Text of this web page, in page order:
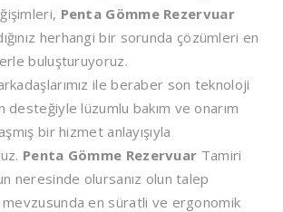
Penta Gömme Rezervuar
herhangi bir sorunda çözümleri en
buluşturuyoruz.
ile beraber son teknoloji
desteğiyle lüzumlu bakım ve onarım
bir hizmet anlayışıyla
Penta Gömme Rezervuar Tamiri
neresinde olursanız olun talep
en süratli ve ergonomik